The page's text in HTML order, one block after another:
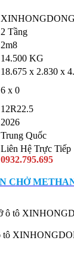
XINHONGDONG
2 Tầng
2m8
14.500 KG
18.675 x 2.830 x
6 x 0
12R22.5
2026
Trung Quốc
Liên Hệ Trực Tiếp
0932.795.695
CHỞ
tô